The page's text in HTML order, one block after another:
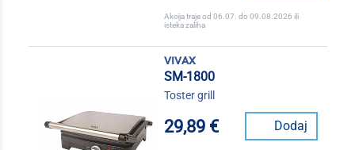
Akcija traje od 06.07. do 09.08.2026 ili
isteka zaliha
vivax
SM-1800
Toster grill
29,89 € Dodaj